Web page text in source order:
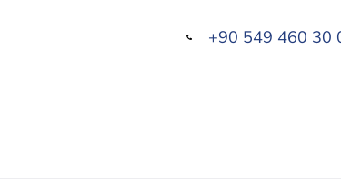
+90 549 460 30